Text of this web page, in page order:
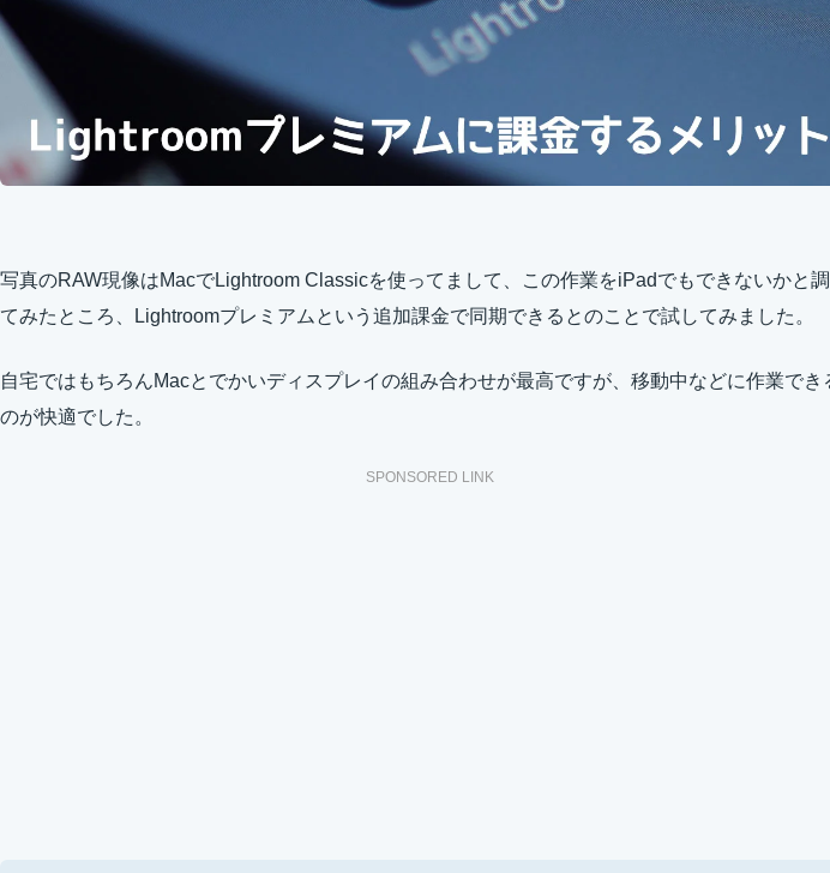
写真のRAW現像はMacでLightroom Classicを使ってまして、この作業をiPadでもできないかと
てみたところ、Lightroomプレミアムという追加課金で同期できるとのことで試してみました。
自宅ではもちろんMacとでかいディスプレイの組み合わせが最高ですが、移動中などに作業でき
のが快適でした。
SPONSORED LINK